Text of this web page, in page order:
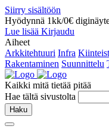
Siirry sisältöön
Hyödynnä 1kk/0€
Lue lisää Kirjaudu
Aiheet
Arkkitehtuuri Infra
Rakentaminen Suunnittelu
Kaikki mitä tietää pitää
Hae tältä sivustolta
Haku